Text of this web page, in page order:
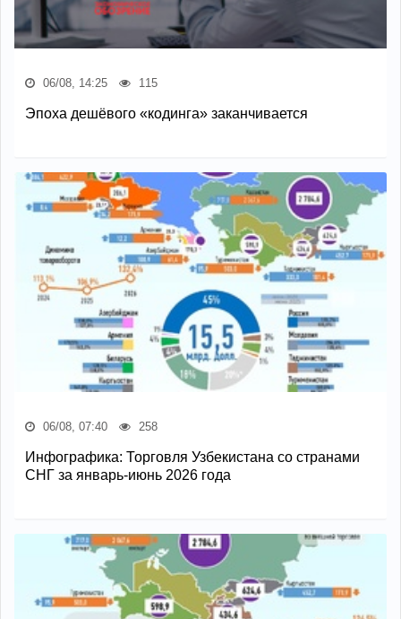
06/08, 14:25 115
Эпоха дешёвого «кодинга» заканчивается
06/08, 07:40 258
Инфографика: Торговля Узбекистана со странами
СНГ за январь-июнь 2026 года